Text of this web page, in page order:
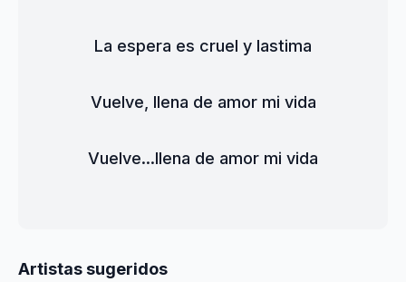
La espera es cruel y lastima
Vuelve, llena de amor mi vida
Vuelve...llena de amor mi vida
Artistas sugeridos